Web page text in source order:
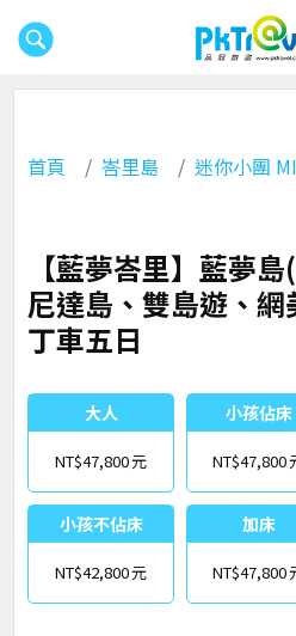
首頁 峇里島
迷你小團
【藍夢峇里】藍夢
尼達島、雙島遊、
丁車五日
大人
NT$47,800
小孩佔床
NT$47,800
小孩不佔床
NT$42,800
加床
NT$47,800